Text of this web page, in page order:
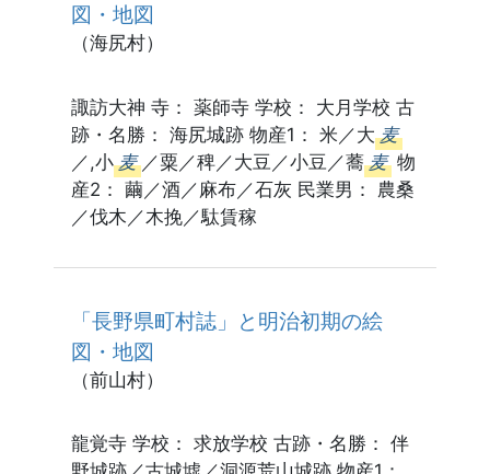
図・地図
（海尻村）
諏訪大神 寺： 薬師寺 学校： 大月学校 古
跡・名勝： 海尻城跡 物産1： 米／大 麦
／,小 麦 ／粟／稗／大豆／小豆／蕎 麦 物
産2： 繭／酒／麻布／石灰 民業男： 農桑
／伐木／木挽／駄賃稼
「長野県町村誌」と明治初期の絵
図・地図
（前山村）
龍覚寺 学校： 求放学校 古跡・名勝： 伴